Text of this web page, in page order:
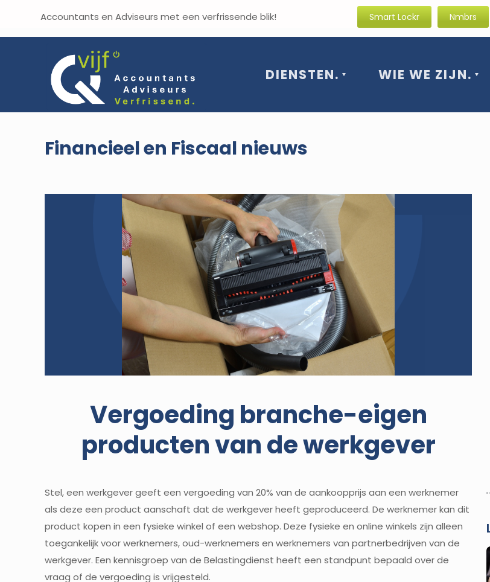
Accountants en Adviseurs met een verfrissende blik! Smart Lockr Nmbrs
DIENSTEN. WIE WE ZIJN.
Financieel en Fiscaal nieuws
Vergoeding branche-eigen
producten van de werkgever
Stel, een werkgever geeft een vergoeding van 20% van de aankoopprijs aan een werknemer
als deze een product aanschaft dat de werkgever heeft geproduceerd. De werknemer kan dit
product kopen in een fysieke winkel of een webshop. Deze fysieke en online winkels zijn alleen
toegankelijk voor werknemers, oud-werknemers en werknemers van partnerbedrijven van de
werkgever. Een kennisgroep van de Belastingdienst heeft een standpunt bepaald over de
vraag of de vergoeding is vrijgesteld.